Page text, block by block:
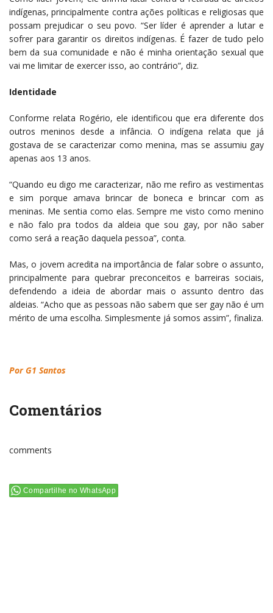
indígenas, principalmente contra ações políticas e religiosas que
possam prejudicar o seu povo. “Ser líder é aprender a lutar e
sofrer para garantir os direitos indígenas. É fazer de tudo pelo
bem da sua comunidade e não é minha orientação sexual que
vai me limitar de exercer isso, ao contrário”, diz.
Identidade
Conforme relata Rogério, ele identificou que era diferente dos
outros meninos desde a infância. O indígena relata que já
gostava de se caracterizar como menina, mas se assumiu gay
apenas aos 13 anos.
“Quando eu digo me caracterizar, não me refiro as vestimentas
e sim porque amava brincar de boneca e brincar com as
meninas. Me sentia como elas. Sempre me visto como menino
e não falo pra todos da aldeia que sou gay, por não saber
como será a reação daquela pessoa”, conta.
Mas, o jovem acredita na importância de falar sobre o assunto,
principalmente para quebrar preconceitos e barreiras sociais,
defendendo a ideia de abordar mais o assunto dentro das
aldeias. “Acho que as pessoas não sabem que ser gay não é um
mérito de uma escolha. Simplesmente já somos assim”, finaliza.
Por G1 Santos
Comentários
comments
Compartilhe no WhatsApp